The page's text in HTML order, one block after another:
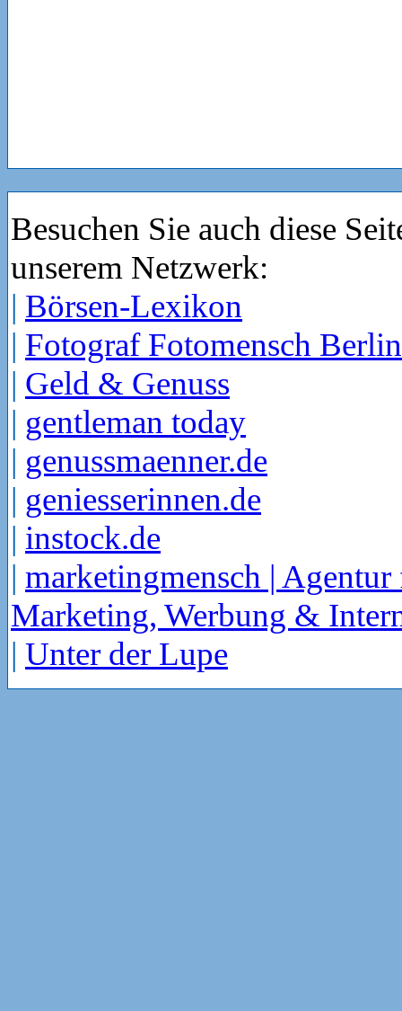
Besuchen Sie auch diese
unserem Netzwerk:
| Börsen-Lexikon
| Fotograf Fotomensch Berlin
| Geld & Genuss
| gentleman today
| genussmaenner.de
| geniesserinnen.de
| instock.de
| marketingmensch | Agentur
Marketing, Werbung &
| Unter der Lupe